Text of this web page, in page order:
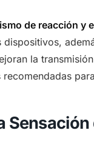
de reacción y
la
Sensación